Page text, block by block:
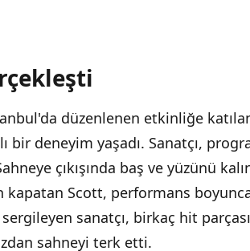
Ayrımı
düzenlenen etkinliğe
bir deneyim yaşadı. Sanatçı,
çıkışında baş ve yüzünü
Scott, performans
sanatçı, birkaç hit
sahneyi terk etti.